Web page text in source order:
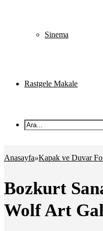
Sinema
Rastgele Makale
Anasayfa»Kapak ve Duvar
Bozkurt
Wolf Art